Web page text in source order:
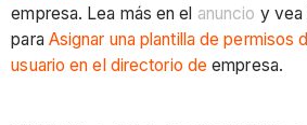
empresa. Lea más en el anuncio y vea
para Asignar una plantilla de permisos
usuario en el directorio de empresa.